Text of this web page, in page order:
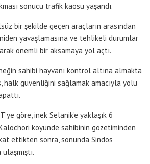
sonucu trafik kaosu yaşandı.
bir şekilde geçen araçların arasından
yavaşlamasına ve tehlikeli durumlar
önemli bir aksamaya yol açtı.
sahibi hayvanı kontrol altına almakta
halk güvenliğini sağlamak amacıyla yolu
göre, inek Selanik’e yaklaşık 6
köyünde sahibinin gözetiminden
ettikten sonra, sonunda Sindos